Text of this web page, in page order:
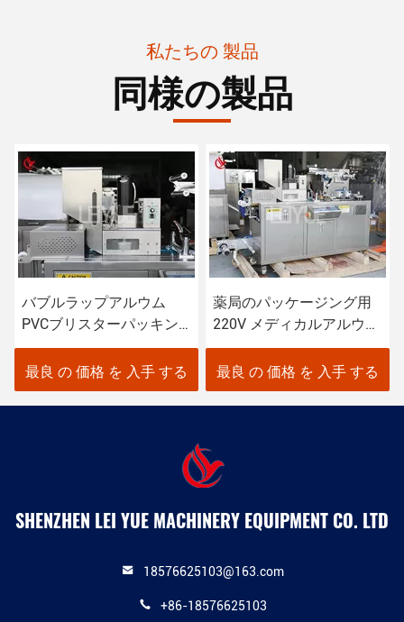
私たちの 製品
同様の製品
バブルラップアルウム
PVCブリスターパッキン
グマシン 医薬品用 3.8KW
最良 の 価格 を 入手 する
薬局のパッケージング用
220V メディカルアルウム
ブリスターパッケージン
グマシン
最良 の 価格 を 入手 する
SHENZHEN LEI YUE MACHINERY EQUIPMENT CO. LTD
18576625103@163.com
+86-18576625103